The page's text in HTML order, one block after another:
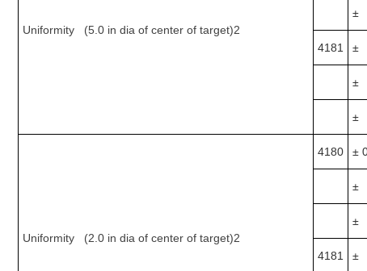
Uniformity (5.0 in dia of center of target)2
±
4181 ±
±
±
Uniformity (2.0 in dia of center of target)2
4180 ±
±
±
4181 ±